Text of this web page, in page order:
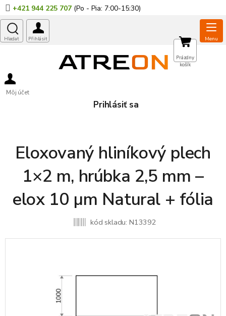
Prejsť
na
obsah
+421 944 225 707
Môj účet
Prihlásiť sa
NÁKUPNÝ
KOŠÍK
Prázdny
košík
Eloxovaný hliníkový plech
1×2 m, hrúbka 2,5 mm –
elox 10 µm Natural + fólia
kód skladu: N13392